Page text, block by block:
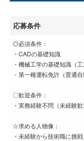
応募条件
◎必須条件：
・CADの基礎知識
・機械工学の基礎知識（
・第一種運転免許（普通自
〇歓迎条件：
・実務経験不問（未経験歓
☆求める人物像：
・未経験から技術職に挑